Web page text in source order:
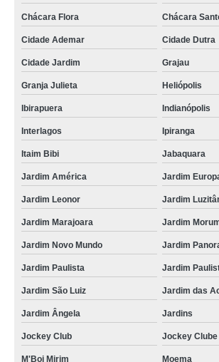
Chácara Flora Chácara
Cidade Ademar Cidade Dutra
Cidade Jardim Grajau
Granja Julieta Heliópolis
Ibirapuera Indianópolis
Interlagos Ipiranga
Itaim Bibi Jabaquara
Jardim América Jardim
Jardim Leonor Jardim
Jardim Marajoara Jardim
Jardim Novo Mundo Jardim
Jardim Paulista Jardim
Jardim São Luiz Jardim das
Jardim Ângela Jardins
Jockey Club Jockey Clube
M'Boi Mirim Moema